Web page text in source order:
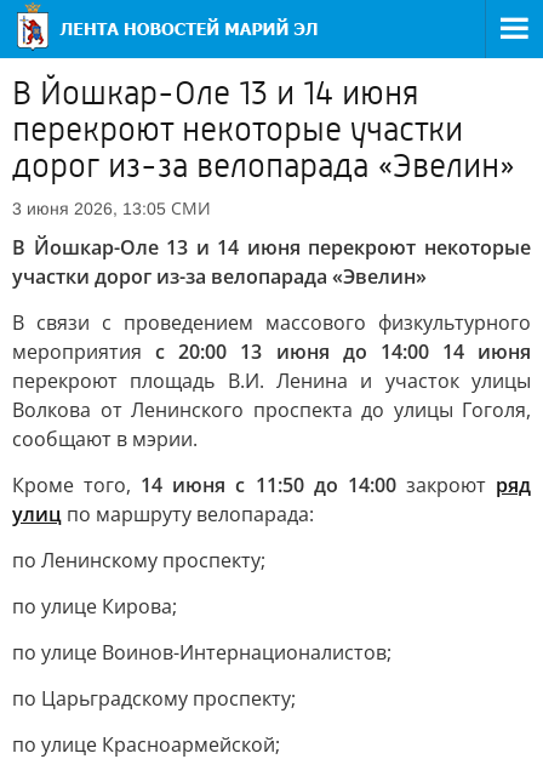
В Йошкар-Оле 13 и 14 июня
перекроют некоторые участки
дорог из-за велопарада «Эвелин»
3 июня 2026, 13:05 СМИ
В Йошкар-Оле 13 и 14 июня перекроют некоторые
участки дорог из-за велопарада «Эвелин»
В связи с проведением массового физкультурного
мероприятияс 20:00 13 июня до 14:00 14 июня
перекроют площадь В.И. Ленина и участок улицы
Волкова от Ленинского проспекта до улицы Гоголя,
сообщают в мэрии.
Кроме того, 14 июня с 11:50 до 14:00закроют ряд
улиц по маршруту велопарада:
по Ленинскому проспекту;
по улице Кирова;
по улице Воинов-Интернационалистов;
по Царьградскому проспекту;
по улице Красноармейской;